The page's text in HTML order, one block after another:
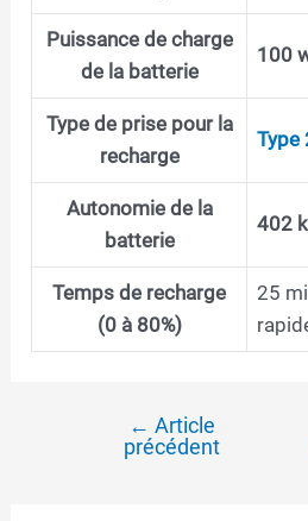
Puissance de charge
de la batterie
100
Type de prise pour la
recharge
Type
Autonomie de la
batterie
402
Temps de recharge
(0 à 80%)
25
Navigation
← Article
précédent